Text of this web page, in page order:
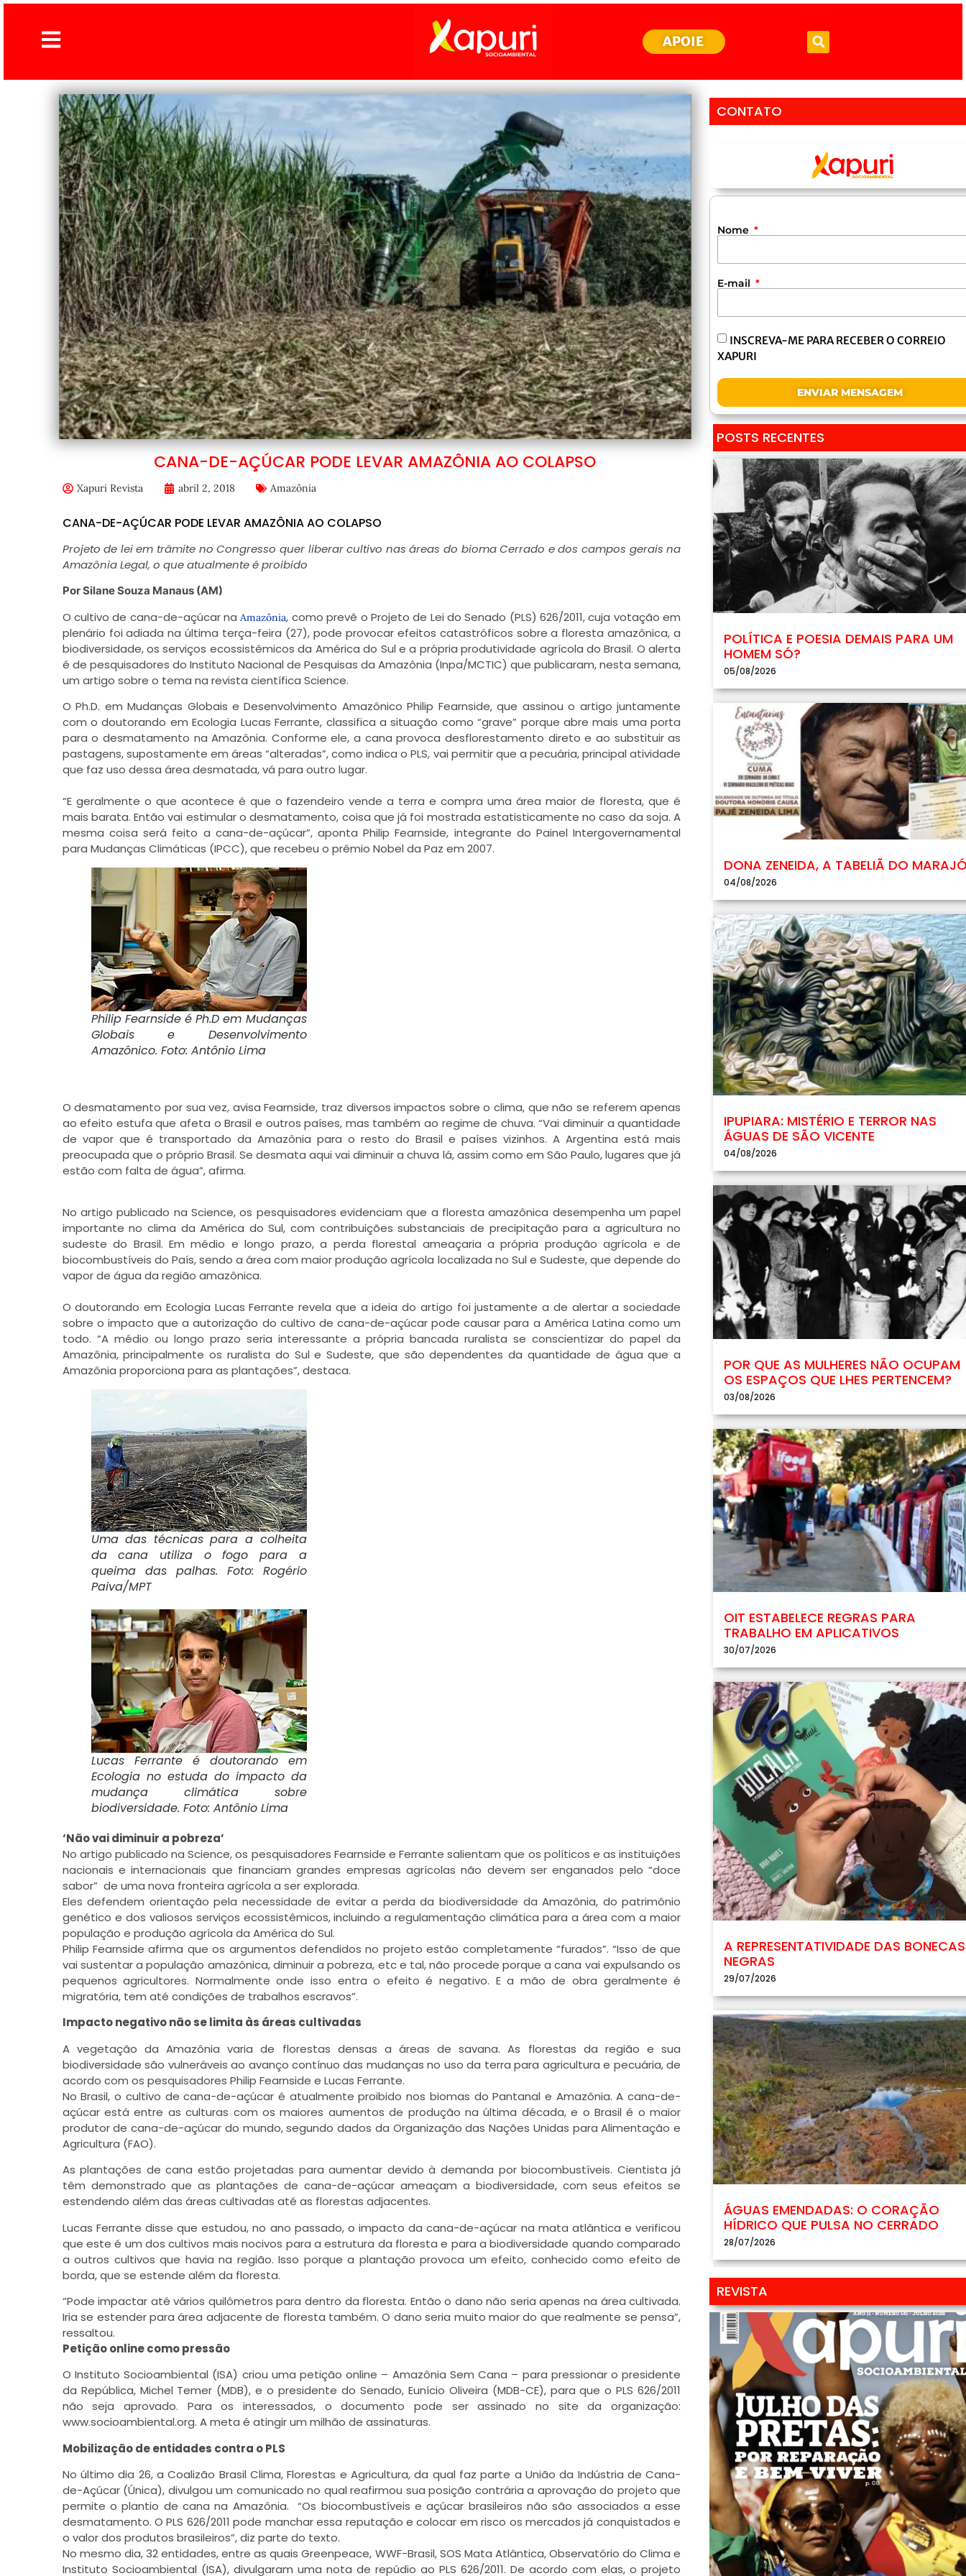
APOIE
CANA-DE-AÇÚCAR PODE LEVAR AMAZÔNIA AO COLAPSO
Xapuri Revista abril 2, 2018 Amazônia
CANA-DE-AÇÚCAR PODE LEVAR AMAZÔNIA AO COLAPSO
Projeto de lei em trâmite no Congresso quer liberar cultivo nas áreas do bioma Cerrado e dos campos gerais na
Amazônia Legal, o que atualmente é proibido
Por Silane Souza Manaus (AM)
O cultivo de cana-de-açúcar naAmazônia, como prevê o Projeto de Lei do Senado (PLS) 626/2011, cuja votação em
plenário foi adiada na última terça-feira (27), pode provocar efeitos catastróficos sobre a floresta amazônica, a
biodiversidade, os serviços ecossistêmicos da América do Sul e a própria produtividade agrícola do Brasil. O alerta
é de pesquisadores do Instituto Nacional de Pesquisas da Amazônia (Inpa/MCTIC) que publicaram, nesta semana,
um artigo sobre o tema na revista científica Science.
O Ph.D. em Mudanças Globais e Desenvolvimento Amazônico Philip Fearnside, que assinou o artigo juntamente
com o doutorando em Ecologia Lucas Ferrante, classifica a situação como “grave” porque abre mais uma porta
para o desmatamento na Amazônia. Conforme ele, a cana provoca desflorestamento direto e ao substituir as
pastagens, supostamente em áreas “alteradas”, como indica o PLS, vai permitir que a pecuária, principal atividade
que faz uso dessa área desmatada, vá para outro lugar.
“E geralmente o que acontece é que o fazendeiro vende a terra e compra uma área maior de floresta, que é
mais barata. Então vai estimular o desmatamento, coisa que já foi mostrada estatisticamente no caso da soja. A
mesma coisa será feito a cana-de-açúcar”, aponta Philip Fearnside, integrante do Painel Intergovernamental
para Mudanças Climáticas (IPCC), que recebeu o prêmio Nobel da Paz em 2007.
Philip Fearnside é Ph.D em Mudanças
Globais e Desenvolvimento
Amazônico. Foto: Antônio Lima
O desmatamento por sua vez, avisa Fearnside, traz diversos impactos sobre o clima, que não se referem apenas
ao efeito estufa que afeta o Brasil e outros países, mas também ao regime de chuva. “Vai diminuir a quantidade
de vapor que é transportado da Amazônia para o resto do Brasil e países vizinhos. A Argentina está mais
preocupada que o próprio Brasil. Se desmata aqui vai diminuir a chuva lá, assim como em São Paulo, lugares que já
estão com falta de água”, afirma.
No artigo publicado na Science, os pesquisadores evidenciam que a floresta amazônica desempenha um papel
importante no clima da América do Sul, com contribuições substanciais de precipitação para a agricultura no
sudeste do Brasil. Em médio e longo prazo, a perda florestal ameaçaria a própria produção agrícola e de
biocombustíveis do País, sendo a área com maior produção agrícola localizada no Sul e Sudeste, que depende do
vapor de água da região amazônica.
O doutorando em Ecologia Lucas Ferrante revela que a ideia do artigo foi justamente a de alertar a sociedade
sobre o impacto que a autorização do cultivo de cana-de-açúcar pode causar para a América Latina como um
todo. “A médio ou longo prazo seria interessante a própria bancada ruralista se conscientizar do papel da
Amazônia, principalmente os ruralista do Sul e Sudeste, que são dependentes da quantidade de água que a
Amazônia proporciona para as plantações”, destaca.
Uma das técnicas para a colheita
da cana utiliza o fogo para a
queima das palhas. Foto: Rogério
Paiva/MPT
Lucas Ferrante é doutorando em
Ecologia no estuda do impacto da
mudança climática sobre
biodiversidade. Foto: Antônio Lima
‘Não vai diminuir a pobreza’
No artigo publicado na Science, os pesquisadores Fearnside e Ferrante salientam que os políticos e as instituições
nacionais e internacionais que financiam grandes empresas agrícolas não devem ser enganados pelo “doce
sabor” de uma nova fronteira agrícola a ser explorada.
Eles defendem orientação pela necessidade de evitar a perda da biodiversidade da Amazônia, do patrimônio
genético e dos valiosos serviços ecossistêmicos, incluindo a regulamentação climática para a área com a maior
população e produção agrícola da América do Sul.
Philip Fearnside afirma que os argumentos defendidos no projeto estão completamente “furados”. “Isso de que
vai sustentar a população amazônica, diminuir a pobreza, etc e tal, não procede porque a cana vai expulsando os
pequenos agricultores. Normalmente onde isso entra o efeito é negativo. E a mão de obra geralmente é
migratória, tem até condições de trabalhos escravos”.
Impacto negativo não se limita às áreas cultivadas
A vegetação da Amazônia varia de florestas densas a áreas de savana. As florestas da região e sua
biodiversidade são vulneráveis ao avanço contínuo das mudanças no uso da terra para agricultura e pecuária, de
acordo com os pesquisadores Philip Fearnside e Lucas Ferrante.
No Brasil, o cultivo de cana-de-açúcar é atualmente proibido nos biomas do Pantanal e Amazônia. A cana-de-
açúcar está entre as culturas com os maiores aumentos de produção na última década, e o Brasil é o maior
produtor de cana-de-açúcar do mundo, segundo dados da Organização das Nações Unidas para Alimentação e
Agricultura (FAO).
As plantações de cana estão projetadas para aumentar devido à demanda por biocombustíveis. Cientista já
têm demonstrado que as plantações de cana-de-açúcar ameaçam a biodiversidade, com seus efeitos se
estendendo além das áreas cultivadas até as florestas adjacentes.
Lucas Ferrante disse que estudou, no ano passado, o impacto da cana-de-açúcar na mata atlântica e verificou
que este é um dos cultivos mais nocivos para a estrutura da floresta e para a biodiversidade quando comparado
a outros cultivos que havia na região. Isso porque a plantação provoca um efeito, conhecido como efeito de
borda, que se estende além da floresta.
“Pode impactar até vários quilômetros para dentro da floresta. Então o dano não seria apenas na área cultivada.
Iria se estender para área adjacente de floresta também. O dano seria muito maior do que realmente se pensa”,
ressaltou.
Petição online como pressão
O Instituto Socioambiental (ISA) criou uma petição online – Amazônia Sem Cana – para pressionar o presidente
da República, Michel Temer (MDB), e o presidente do Senado, Eunício Oliveira (MDB-CE), para que o PLS 626/2011
não seja aprovado. Para os interessados, o documento pode ser assinado no site da organização:
www.socioambiental.org. A meta é atingir um milhão de assinaturas.
Mobilização de entidades contra o PLS
No último dia 26, a Coalizão Brasil Clima, Florestas e Agricultura, da qual faz parte a União da Indústria de Cana-
de-Açúcar (Única), divulgou um comunicado no qual reafirmou sua posição contrária a aprovação do projeto que
permite o plantio de cana na Amazônia. “Os biocombustíveis e açúcar brasileiros não são associados a esse
desmatamento. O PLS 626/2011 pode manchar essa reputação e colocar em risco os mercados já conquistados e
o valor dos produtos brasileiros”, diz parte do texto.
No mesmo dia, 32 entidades, entre as quais Greenpeace, WWF-Brasil, SOS Mata Atlântica, Observatório do Clima e
Instituto Socioambiental (ISA), divulgaram uma nota de repúdio ao PLS 626/2011. De acordo com elas, o projeto
CONTATO
Nome
E-mail
INSCREVA-ME PARA RECEBER O CORREIO
XAPURI
ENVIAR MENSAGEM
POSTS RECENTES
POLÍTICA E POESIA DEMAIS PARA UM
HOMEM SÓ?
05/08/2026
DONA ZENEIDA, A TABELIÃ DO
04/08/2026
IPUPIARA: MISTÉRIO E TERROR NAS
ÁGUAS DE SÃO VICENTE
04/08/2026
POR QUE AS MULHERES NÃO OCUPAM
OS ESPAÇOS QUE LHES PERTENCEM?
03/08/2026
OIT ESTABELECE REGRAS PARA
TRABALHO EM APLICATIVOS
30/07/2026
A REPRESENTATIVIDADE DAS BONECAS
NEGRAS
29/07/2026
ÁGUAS EMENDADAS: O CORAÇÃO
HÍDRICO QUE PULSA NO CERRADO
28/07/2026
REVISTA